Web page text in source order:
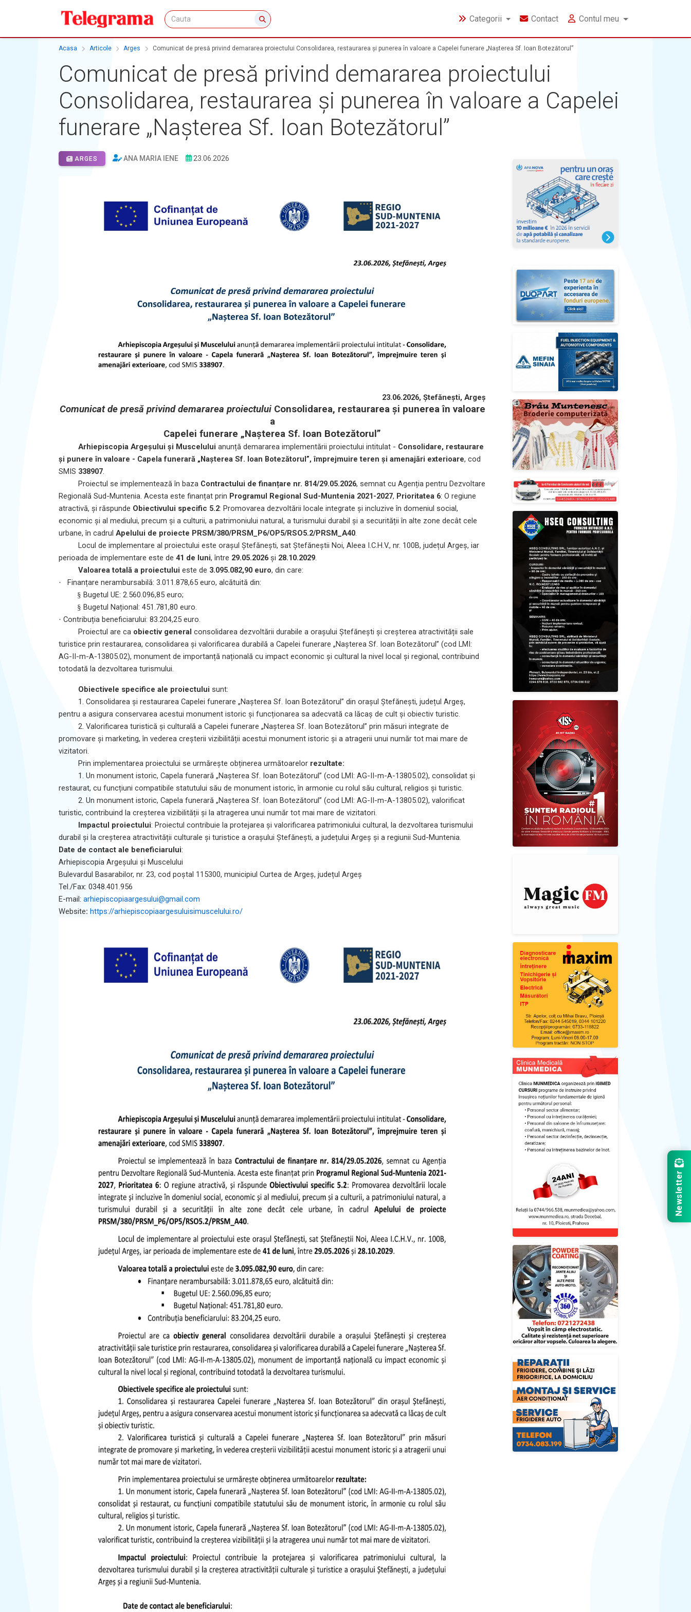
Categorii Contact Contul meu
Acasa Articole Arges Comunicat de presă privind demararea proiectului Consolidarea, restaurarea și punerea în valoare a Capelei funerare „Nașterea Sf. Ioan Botezătorul”
Comunicat de presă privind demararea proiectului
Consolidarea, restaurarea și punerea în valoare a Capelei
funerare „Nașterea Sf. Ioan Botezătorul”
ARGES ANA MARIA IENE 23.06.2026
23.06.2026, Ștefănești, Argeș
Comunicat de presă privind demararea proiectului Consolidarea, restaurarea și punerea în valoare
a
Capelei funerare „Nașterea Sf. Ioan Botezătorul”
Arhiepiscopia Argeșului și Muscelului anunță demararea implementării proiectului intitulat - Consolidare, restaurare
și punere în valoare - Capela funerară „Nașterea Sf. Ioan Botezătorul”, împrejmuire teren și amenajări exterioare, cod
SMIS 338907.
Proiectul se implementează în baza Contractului de finanțare nr. 814/29.05.2026, semnat cu Agenția pentru Dezvoltare
Regională Sud-Muntenia. Acesta este finanțat prin Programul Regional Sud-Muntenia 2021-2027, Prioritatea 6: O regiune
atractivă, și răspunde Obiectivului specific 5.2: Promovarea dezvoltării locale integrate și incluzive în domeniul social,
economic și al mediului, precum și a culturii, a patrimoniului natural, a turismului durabil și a securității în alte zone decât cele
urbane, în cadrul Apelului de proiecte PRSM/380/PRSM_P6/OP5/RSO5.2/PRSM_A40.
Locul de implementare al proiectului este orașul Ștefănești, sat Ștefăneștii Noi, Aleea I.C.H.V., nr. 100B, județul Argeș, iar
perioada de implementare este de 41 de luni, între 29.05.2026 și 28.10.2029.
Valoarea totală a proiectului este de 3.095.082,90 euro, din care:
· Finanțare nerambursabilă: 3.011.878,65 euro, alcătuită din:
§ Bugetul UE: 2.560.096,85 euro;
§ Bugetul Național: 451.781,80 euro.
· Contribuția beneficiarului: 83.204,25 euro.
Proiectul are ca obiectiv general consolidarea dezvoltării durabile a orașului Ștefănești și creșterea atractivității sale
turistice prin restaurarea, consolidarea și valorificarea durabilă a Capelei funerare „Nașterea Sf. Ioan Botezătorul” (cod LMI:
AG-II-m-A-13805.02), monument de importanță națională cu impact economic și cultural la nivel local și regional, contribuind
totodată la dezvoltarea turismului.
Obiectivele specifice ale proiectului sunt:
1. Consolidarea și restaurarea Capelei funerare „Nașterea Sf. Ioan Botezătorul” din orașul Ștefănești, județul Argeș,
pentru a asigura conservarea acestui monument istoric și funcționarea sa adecvată ca lăcaș de cult și obiectiv turistic.
2. Valorificarea turistică și culturală a Capelei funerare „Nașterea Sf. Ioan Botezătorul” prin măsuri integrate de
promovare și marketing, în vederea creșterii vizibilității acestui monument istoric și a atragerii unui număr tot mai mare de
vizitatori.
Prin implementarea proiectului se urmărește obținerea următoarelorrezultate:
1. Un monument istoric, Capela funerară „Nașterea Sf. Ioan Botezătorul” (cod LMI: AG-II-m-A-13805.02), consolidat și
restaurat, cu funcțiuni compatibile statutului său de monument istoric, în armonie cu rolul său cultural, religios și turistic.
2. Un monument istoric, Capela funerară „Nașterea Sf. Ioan Botezătorul” (cod LMI: AG-II-m-A-13805.02), valorificat
turistic, contribuind la creșterea vizibilității și la atragerea unui număr tot mai mare de vizitatori.
Impactul proiectului: Proiectul contribuie la protejarea și valorificarea patrimoniului cultural, la dezvoltarea turismului
durabil și la creșterea atractivității culturale și turistice a orașului Ștefănești, a județului Argeș și a regiunii Sud-Muntenia.
Date de contact ale beneficiarului:
Arhiepiscopia Argeșului și Muscelului
Bulevardul Basarabilor, nr. 23, cod poștal 115300, municipiul Curtea de Argeș, județul Argeș
Tel./Fax: 0348.401.956
E-mail: arhiepiscopiaargesului@gmail.com
Website: https://arhiepiscopiaargesuluisimuscelului.ro/
Newsletter